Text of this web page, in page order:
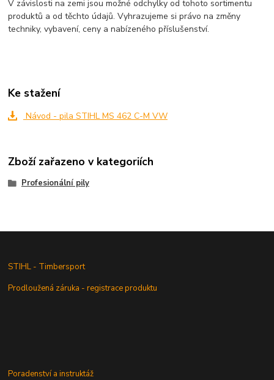
V závislosti na zemi jsou možné odchylky od tohoto sortimentu
produktů a od těchto údajů. Vyhrazujeme si právo na změny
techniky, vybavení, ceny a nabízeného příslušenství.
Ke stažení
Návod - pila STIHL MS 462 C-M VW
Zboží zařazeno v kategoriích
Profesionální pily
STIHL - Timbersport
Prodloužená záruka - registrace produktu
Poradenství a instruktáž